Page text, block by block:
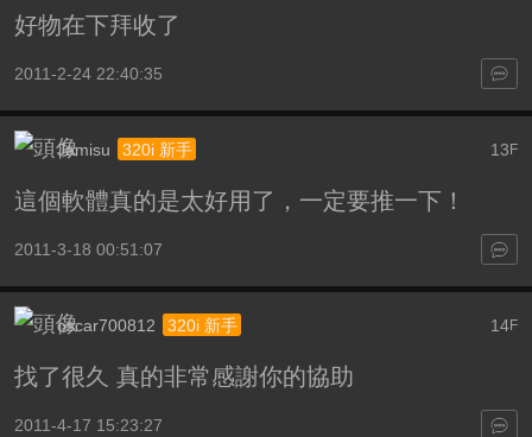
好物在下拜收了
2011-2-24 22:40:35
13F
Jamisu 320i 新手
這個軟體真的是太好用了，一定要推一下！
2011-3-18 00:51:07
14F
oscar700812 320i 新手
找了很久 真的非常感謝你的協助
2011-4-17 15:23:27